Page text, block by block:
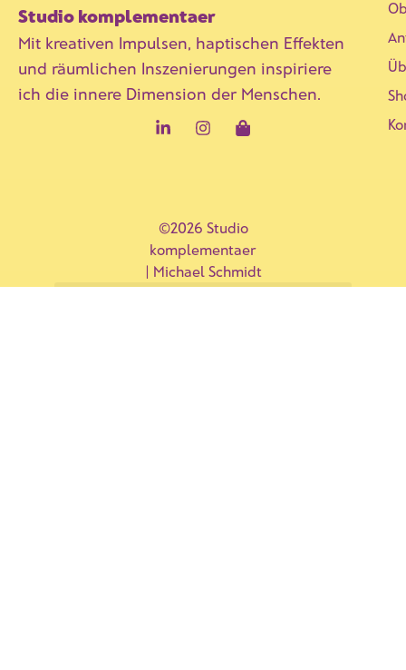
Studio komplementaer
Mit kreativen Impulsen, haptischen Effekten
und räumlichen Inszenierungen inspiriere
ich die innere Dimension der Menschen.
©2026 Studio
komplementaer
| Michael Schmidt